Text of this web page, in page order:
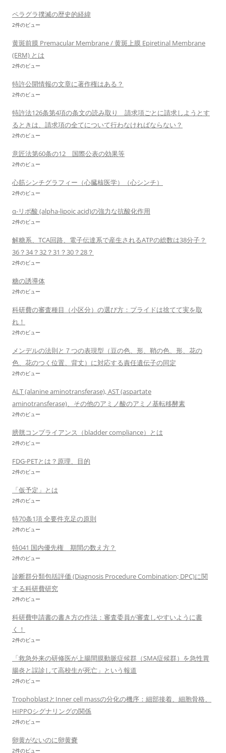
ペラグラ撲滅の歴史的経緯
2件のビュー
黄斑前膜 Premacular Membrane / 黄斑上膜 Epiretinal Membrane
(ERM) とは
2件のビュー
特許公開情報の文章に著作権はある？
2件のビュー
特許法126条第4項の条文の読み取り 請求項ごとに請求しようとす
るときは、請求項の全てについて行わなければならない？
2件のビュー
意匠法第60条の12 国際公表の効果等
2件のビュー
心筋シンチグラフィー（心臓核医学）（心シンチ）
2件のビュー
α-リポ酸 (alpha-lipoic acid)の強力な抗酸化作用
2件のビュー
解糖系、TCA回路、電子伝達系で産生されるATPの総数は38分子？
36？34？32？31？30？28？
2件のビュー
糖の誘導体
2件のビュー
科研費の審査種目（小区分）の選び方：プライドは捨てて実を取
れ！
2件のビュー
メンデルの法則と７つの表現型（豆の色、形、鞘の色、形、花の
色、花のつく位置、背丈）に対応する責任遺伝子の同定
2件のビュー
ALT (alanine aminotransferase), AST (aspartate
aminotransferase)、その他のアミノ酸のアミノ基転移酵素
2件のビュー
膀胱コンプライアンス（bladder compliance）とは
2件のビュー
FDG-PETとは？原理、目的
2件のビュー
「仮予定」とは
2件のビュー
特70条1項 全要件充足の原則
2件のビュー
特041 国内優先権 期間の数え方？
2件のビュー
診断群分類包括評価 (Diagnosis Procedure Combination; DPC)に関
する科研費研究
2件のビュー
科研費申請書の書き方の作法：審査委員が審査しやすいように書
く！
2件のビュー
「救急外来の研修医が上腸間膜動脈症候群（SMA症候群）を急性胃
腸炎と誤診して高校生が死亡」という報道
2件のビュー
TrophoblastとInner cell massの分化の機序：細部接着、細胞骨格、
HIPPOシグナリングの関係
2件のビュー
卵黄がないのに卵黄嚢
2件のビュー